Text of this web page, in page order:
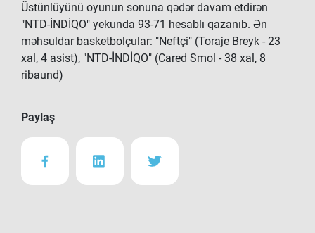
Üstünlüyünü oyunun sonuna qədər davam etdirən
"NTD-İNDİQO" yekunda 93-71 hesablı qazanıb. Ən
məhsuldar basketbolçular: "Neftçi" (Toraje Breyk - 23
xal, 4 asist), "NTD-İNDİQO" (Cared Smol - 38 xal, 8
ribaund)
Paylaş